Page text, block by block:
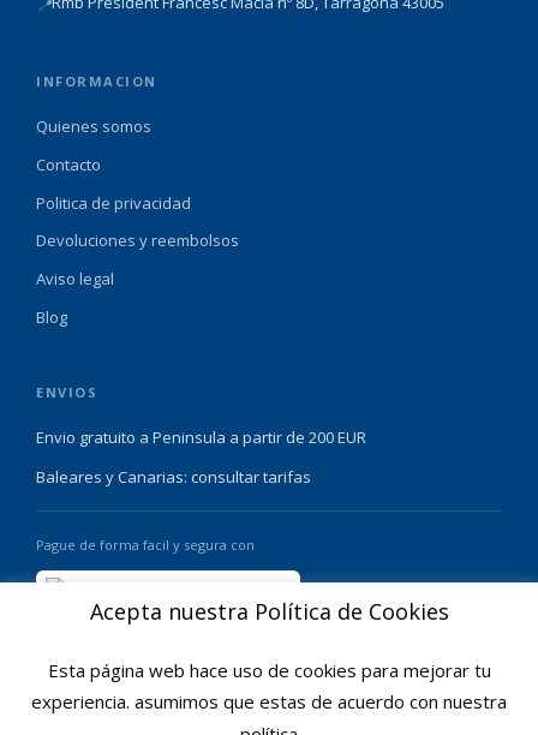
📍
INFORMACION
Quienes somos
Contacto
Politica de privacidad
Devoluciones y reembolsos
Aviso legal
Blog
ENVIOS
Envio gratuito a Peninsula a partir de 200 EUR
Baleares y Canarias: consultar tarifas
Pague de forma facil y segura con
Acepta nuestra Política de Cookies
Esta página web hace uso de cookies para mejorar tu
experiencia. asumimos que estas de acuerdo con nuestra